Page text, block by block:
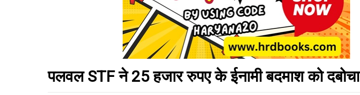
पलवल STF ने 25 हजार रुपए के ईनामी बदमाश को दबोचा